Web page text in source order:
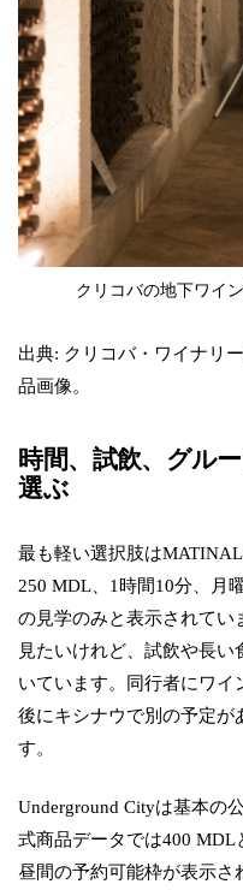
クリコバの地下ワイ
出典: クリコバ・ワイナリ
品画像。
時間、試飲、グル
選ぶ
最も軽い選択肢は
250 MDL、1時間10分、月
の見学のみと表示されてい
見たいけれど、試飲や長
いています。同行者にワ
後にキシナウで別の予定
す。
Underground Cityは基本の
式商品データでは400
昼間の予約可能枠が表示